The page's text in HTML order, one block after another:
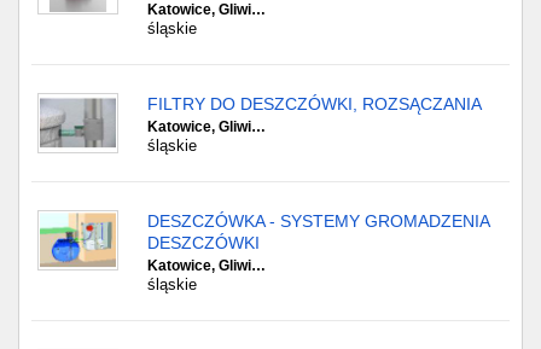
Katowice, Gliwi…
śląskie
FILTRY DO DESZCZÓWKI, ROZSĄCZANIA
Katowice, Gliwi…
śląskie
DESZCZÓWKA - SYSTEMY GROMADZENIA
DESZCZÓWKI
Katowice, Gliwi…
śląskie